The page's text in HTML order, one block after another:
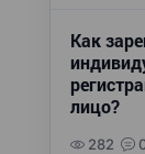
Как
лицо?
282